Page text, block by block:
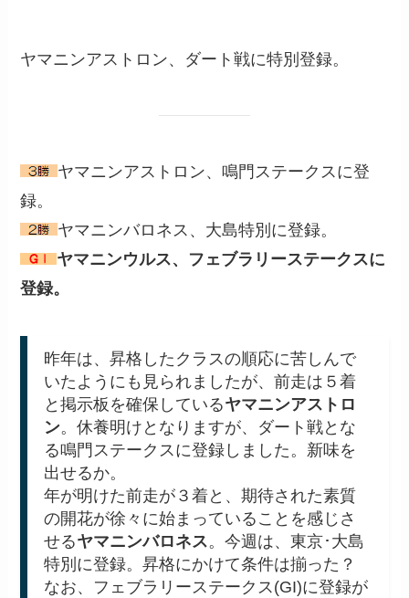
ヤマニンアストロン、ダート戦に特別登録。
ヤマニンアストロン、鳴門ステークスに登
録。
ヤマニンバロネス、大島特別に登録。
ヤマニンウルス、フェブラリーステークスに
登録。
昨年は、昇格したクラスの順応に苦しんで
いたようにも見られましたが、前走は５着
と掲示板を確保しているヤマニンアストロ
ン。休養明けとなりますが、ダート戦とな
る鳴門ステークスに登録しました。新味を
出せるか。
年が明けた前走が３着と、期待された素質
の開花が徐々に始まっていることを感じさ
せるヤマニンバロネス。今週は、東京･大島
特別に登録。昇格にかけて条件は揃った？
なお、フェブラリーステークス(GI)に登録が